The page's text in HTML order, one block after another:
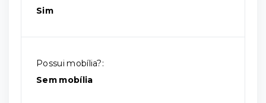
Sim
Possui mobília?:
Sem mobília